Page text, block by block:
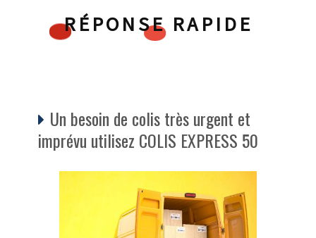
RÉPONSE RAPIDE
Un besoin de colis très urgent et
imprévu utilisez COLIS EXPRESS 50